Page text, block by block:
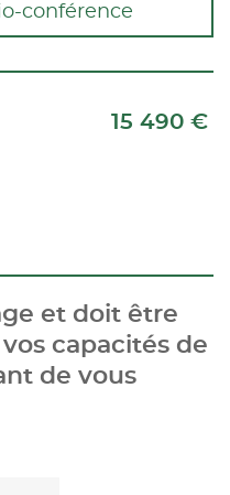
conférence
15 490 €
et doit être
capacités de
de vous